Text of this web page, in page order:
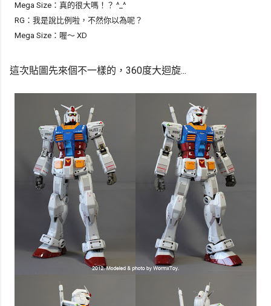
Mega Size：真的很大嗎！？ ^_^
RG：我是說比例啦，不然你以為呢？
Mega Size：喔～ XD
這次貼圖先來個不一樣的，360度大迴旋...